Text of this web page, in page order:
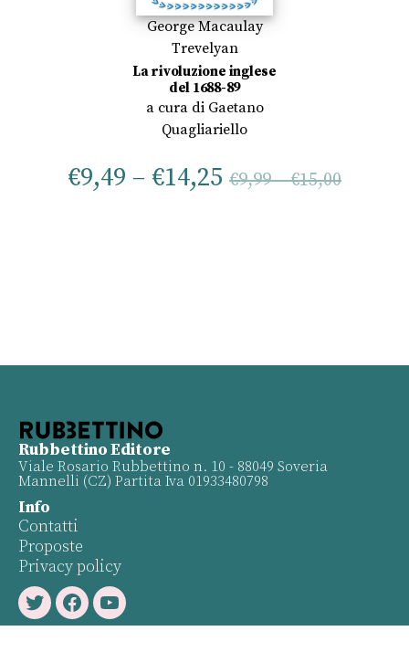
George Macaulay
Trevelyan
La rivoluzione inglese
del 1688-89
a cura di Gaetano
Quagliariello
€9,49 – €14,25 €9,99–€15,00
Rubbettino Editore
Viale Rosario Rubbettino n. 10 - 88049 Soveria
Mannelli (CZ) Partita Iva 01933480798
Info
Contatti
Proposte
Privacy policy
TwitterFacebookYoutube